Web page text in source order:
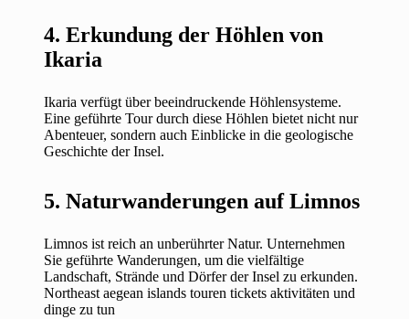
4. Erkundung der Höhlen von
Ikaria
Ikaria verfügt über beeindruckende Höhlensysteme.
Eine geführte Tour durch diese Höhlen bietet nicht nur
Abenteuer, sondern auch Einblicke in die geologische
Geschichte der Insel.
5. Naturwanderungen auf Limnos
Limnos ist reich an unberührter Natur. Unternehmen
Sie geführte Wanderungen, um die vielfältige
Landschaft, Strände und Dörfer der Insel zu erkunden.
Northeast aegean islands touren tickets aktivitäten und
dinge zu tun